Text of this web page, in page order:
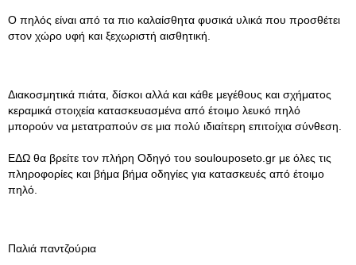
Ο πηλός είναι από τα πιο καλαίσθητα φυσικά υλικά που προσθέτει
στον χώρο υφή και ξεχωριστή αισθητική.
Διακοσμητικά πιάτα, δίσκοι αλλά και κάθε μεγέθους και σχήματος
κεραμικά στοιχεία κατασκευασμένα από έτοιμο λευκό πηλό
μπορούν να μετατραπούν σε μια πολύ ιδιαίτερη επιτοίχια σύνθεση.
ΕΔΩ θα βρείτε τον πλήρη Οδηγό του soulouposeto.gr με όλες τις
πληροφορίες και βήμα βήμα οδηγίες για κατασκευές από έτοιμο
πηλό.
Παλιά παντζούρια